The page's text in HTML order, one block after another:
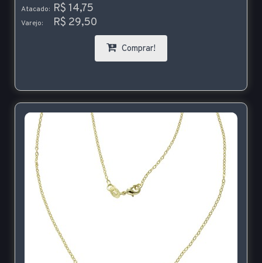
Atacado: R$ 14,75
Varejo: R$ 29,50
Comprar!